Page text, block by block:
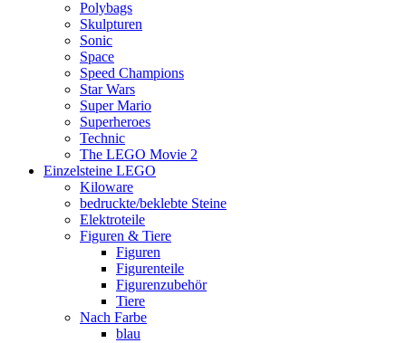
Polybags
Skulpturen
Sonic
Space
Speed Champions
Star Wars
Super Mario
Superheroes
Technic
The LEGO Movie 2
Einzelsteine LEGO
Kiloware
bedruckte/beklebte Steine
Elektroteile
Figuren & Tiere
Figuren
Figurenteile
Figurenzubehör
Tiere
Nach Farbe
blau